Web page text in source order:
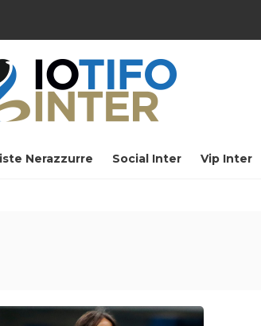
Nerazzurre Social Inter Vip Inter